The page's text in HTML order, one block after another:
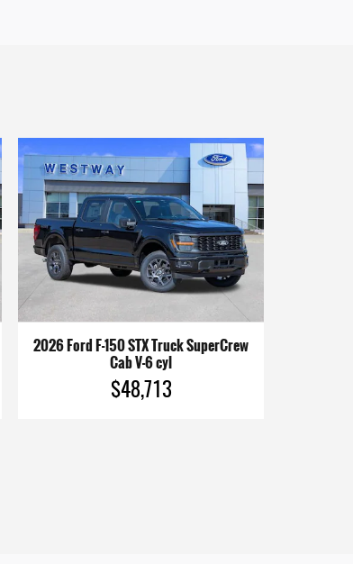
2026 Ford F-150 STX Truck SuperCrew
Cab V-6 cyl
$48,713